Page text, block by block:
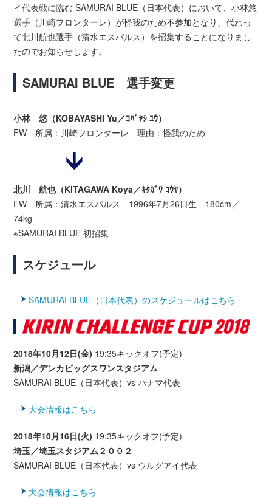
イ代表戦に臨む SAMURAI BLUE（日本代表）において、小林悠
選手（川崎フロンターレ）が怪我のため不参加となり、代わっ
て北川航也選手（清水エスパルス）を招集することになりまし
たのでお知らせします。
SAMURAI BLUE 選手変更
小林 悠（KOBAYASHI Yu／ｺﾊﾞﾔｼ ﾕｳ）
FW 所属：川崎フロンターレ 理由：怪我のため
北川 航也（KITAGAWA Koya／ｷﾀｶﾞﾜ ｺｳﾔ）
FW 所属：清水エスパルス 1996年7月26日生 180cm／
74kg
※SAMURAI BLUE 初招集
スケジュール
SAMURAI BLUE（日本代表）のスケジュールはこちら
2018年10月12日(金) 19:35キックオフ(予定)
新潟／デンカビッグスワンスタジアム
SAMURAI BLUE（日本代表）vs パナマ代表
大会情報はこちら
2018年10月16日(火) 19:35キックオフ(予定)
埼玉／埼玉スタジアム２００２
SAMURAI BLUE（日本代表）vs ウルグアイ代表
大会情報はこちら